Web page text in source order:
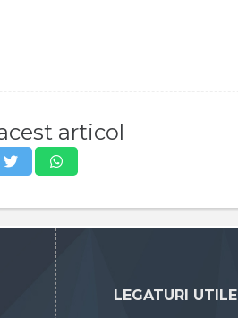
articol
LEGATURI UTILE